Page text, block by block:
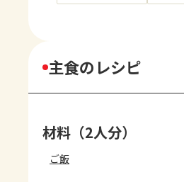
主食のレシピ
材料（2人分）
ご飯